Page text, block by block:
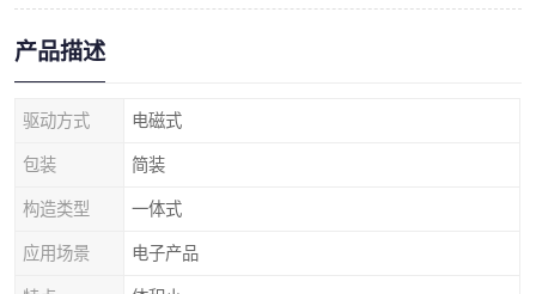
产品描述
驱动方式 电磁式
包装 简装
构造类型 一体式
应用场景 电子产品